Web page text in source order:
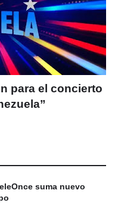
para el concierto
suma nuevo